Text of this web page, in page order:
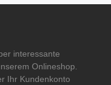
interessante
Onlineshop.
Ihr Kundenkonto